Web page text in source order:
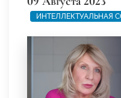
ИНТЕЛЛЕКТУАЛЬНАЯ